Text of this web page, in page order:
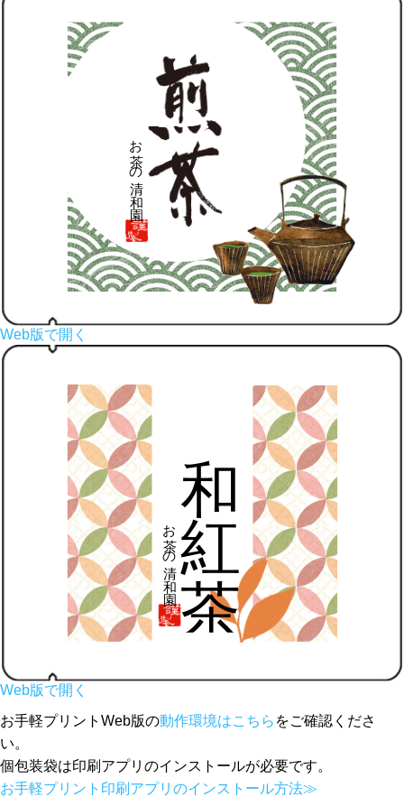
Web版で開く
Web版で開く
お手軽プリントWeb版の動作環境はこちら をご確認くださ
い。
個包装袋は印刷アプリのインストールが必要です。
お手軽プリント印刷アプリのインストール方法≫